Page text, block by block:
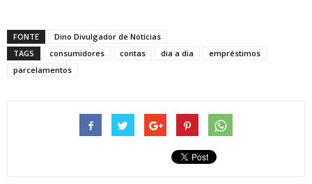
FONTE
Dino Divulgador de Notícias
TAGS
consumidores contas dia a dia
empréstimos
parcelamentos